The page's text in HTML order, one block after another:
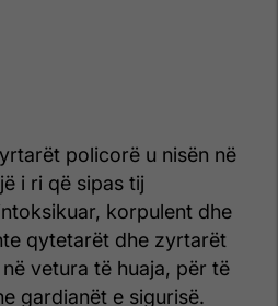
policorë u nisën në
i ri që sipas tij
korpulent dhe
qytetarët dhe zyrtarët
vetura të huaja, për të
gardianët e sigurisë.